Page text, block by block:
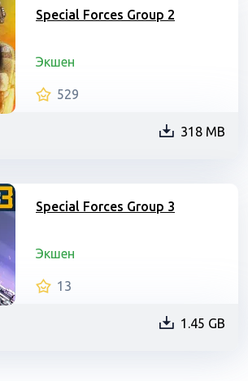
Special Forces Group 2
Экшен
529
318 MB
Special Forces Group 3
Экшен
13
1.45 GB